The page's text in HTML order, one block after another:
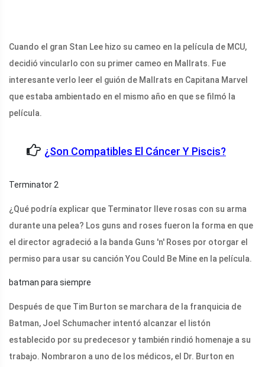
Cuando el gran Stan Lee hizo su cameo en la película de MCU,
decidió vincularlo con su primer cameo en Mallrats. Fue
interesante verlo leer el guión de Mallrats en Capitana Marvel
que estaba ambientado en el mismo año en que se filmó la
película.
¿Son Compatibles El Cáncer Y Piscis?
Terminator 2
¿Qué podría explicar que Terminator lleve rosas con su arma
durante una pelea? Los guns and roses fueron la forma en que
el director agradeció a la banda Guns 'n' Roses por otorgar el
permiso para usar su canción You Could Be Mine en la película.
batman para siempre
Después de que Tim Burton se marchara de la franquicia de
Batman, Joel Schumacher intentó alcanzar el listón
establecido por su predecesor y también rindió homenaje a su
trabajo. Nombraron a uno de los médicos, el Dr. Burton en